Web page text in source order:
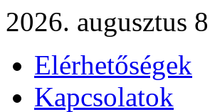
2026. augusztus
Elérhetőségek
Kapcsolatok